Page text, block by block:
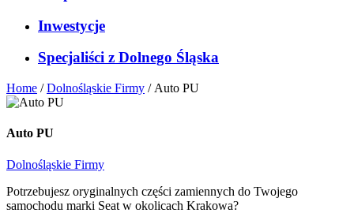
Inwestycje
Specjaliści z Dolnego Śląska
Home /Dolnośląskie Firmy / Auto PU
Auto PU
Dolnośląskie Firmy
Potrzebujesz oryginalnych części zamiennych do Twojego
samochodu marki Seat w okolicach Krakowa?